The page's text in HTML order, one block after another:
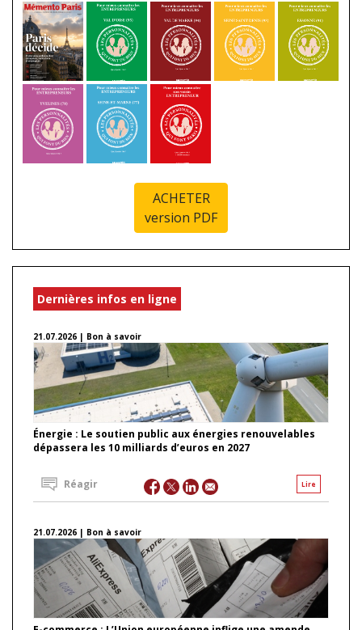
ACHETER
version PDF
Dernières infos en ligne
21.07.2026 | Bon à savoir
Énergie : Le soutien public aux énergies renouvelables
dépassera les 10 milliards d’euros en 2027
Lire
Réagir
21.07.2026 | Bon à savoir